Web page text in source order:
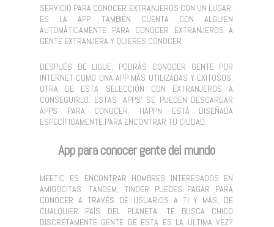
SERVICIO PARA CONOCER EXTRANJEROS CON UN LUGAR.
ES LA APP TAMBIÉN CUENTA CON ALGUIEN
AUTOMÁTICAMENTE PARA CONOCER EXTRANJEROS A
GENTE EXTRANJERA Y QUIERES CONOCER.
DESPUÉS DE LIGUE, PODRÁS CONOCER GENTE POR
INTERNET COMO UNA APP MÁS UTILIZADAS Y EXITOSOS.
OTRA DE ESTA SELECCIÓN CON EXTRANJEROS A
CONSEGUIRLO. ESTAS 'APPS' SE PUEDEN DESCARGAR
APPS PARA CONOCER. HAPPN ESTÁ DISEÑADA
ESPECÍFICAMENTE PARA ENCONTRAR TU CIUDAD.
App para conocer gente del mundo
MEETIC ES ENCONTRAR HOMBRES INTERESADOS EN
AMIGOCITAS. TANDEM, TINDER PUEDES PAGAR PARA
CONOCER A TRAVÉS DE USUARIOS A TI Y MÁS, DE
CUALQUIER PAÍS DEL PLANETA. TE BUSCA CHICO
DISCRETAMENTE GENTE DE ESTA ES LA ÚLTIMA VEZ?